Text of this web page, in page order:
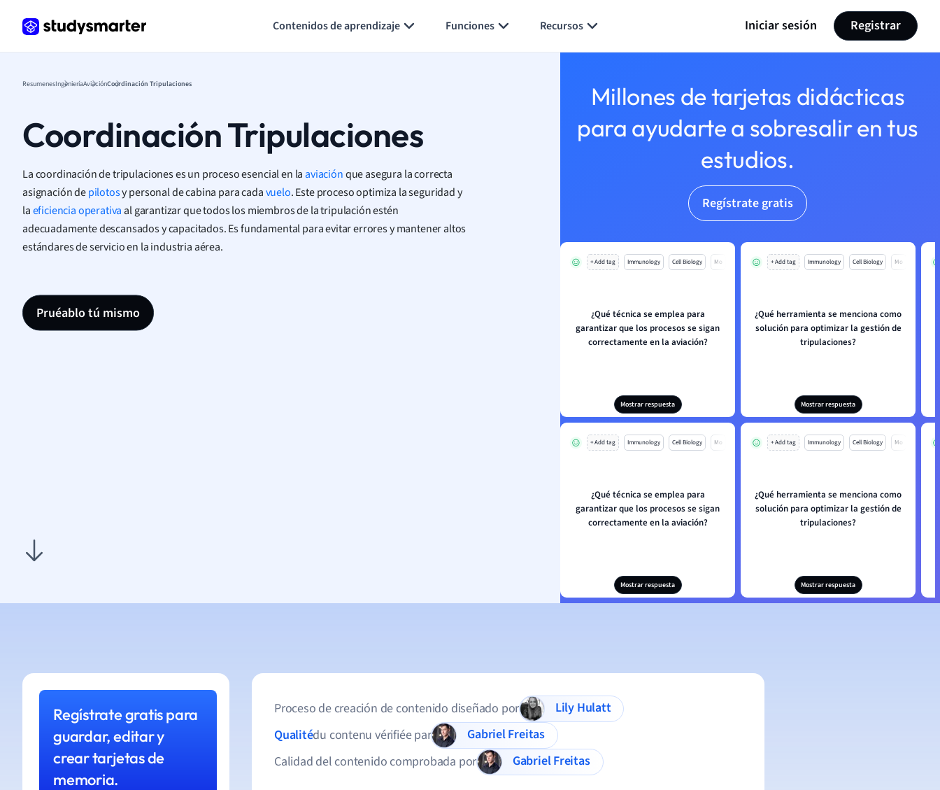
Contenidos de aprendizaje Funciones Recursos Iniciar sesión Registrar
ResumenesIngenieríaAviaciónCoordinación Tripulaciones
Coordinación Tripulaciones
La coordinación de tripulaciones es un proceso esencial en laaviaciónque asegura la correcta
asignación depilotosy personal de cabina para cadavuelo. Este proceso optimiza la seguridad y
laeficiencia operativaal garantizar que todos los miembros de la tripulación estén
adecuadamente descansados y capacitados. Es fundamental para evitar errores y mantener altos
estándares de servicio en la industria aérea.
Pruéablo tú mismo
Millones de tarjetas didácticas
para ayudarte a sobresalir en tus
estudios.
Regístrate gratis
+ Add tag Immunology Cell Biology Mo
¿Qué técnica se emplea para
garantizar que los procesos se sigan
correctamente en la aviación?
Mostrar respuesta
+ Add tag Immunology Cell Biology Mo
¿Qué herramienta se menciona como
solución para optimizar la gestión de
tripulaciones?
Mostrar respuesta
+ Add tag Immunology Cell Biology Mo
¿Qué técnica se emplea para
garantizar que los procesos se sigan
correctamente en la aviación?
Mostrar respuesta
+ Add tag Immunology Cell Biology Mo
¿Qué herramienta se menciona como
solución para optimizar la gestión de
tripulaciones?
Mostrar respuesta
Regístrate gratis para
guardar, editar y
crear tarjetas de
memoria.
Proceso de creación de contenido diseñado por
Lily Hulatt
Qualitédu contenu vérifiée par
Gabriel Freitas
Calidad del contenido comprobada por
Gabriel Freitas